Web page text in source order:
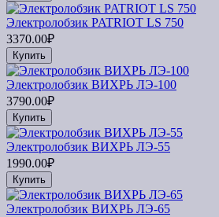
Электролобзик PATRIOT LS 750
3370.00₽
Купить
Электролобзик ВИХРЬ ЛЭ-100
3790.00₽
Купить
Электролобзик ВИХРЬ ЛЭ-55
1990.00₽
Купить
Электролобзик ВИХРЬ ЛЭ-65